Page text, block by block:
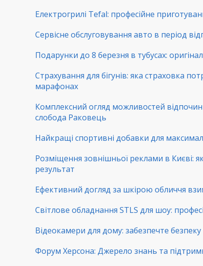
Електрогрилі Tefal: професійне
Сервісне обслуговування авто в період
Подарунки до 8 березня в тубусах:
Страхування для бігунів: яка страховка
марафонах
Комплексний огляд можливостей
слобода Раковець
Найкращі спортивні добавки для
Розміщення зовнішньої реклами в Києві:
результат
Ефективний догляд за шкірою обличчя
Світлове обладнання STLS для шоу:
Відеокамери для дому: забезпечте безпеку
Форум Херсона: Джерело знань та